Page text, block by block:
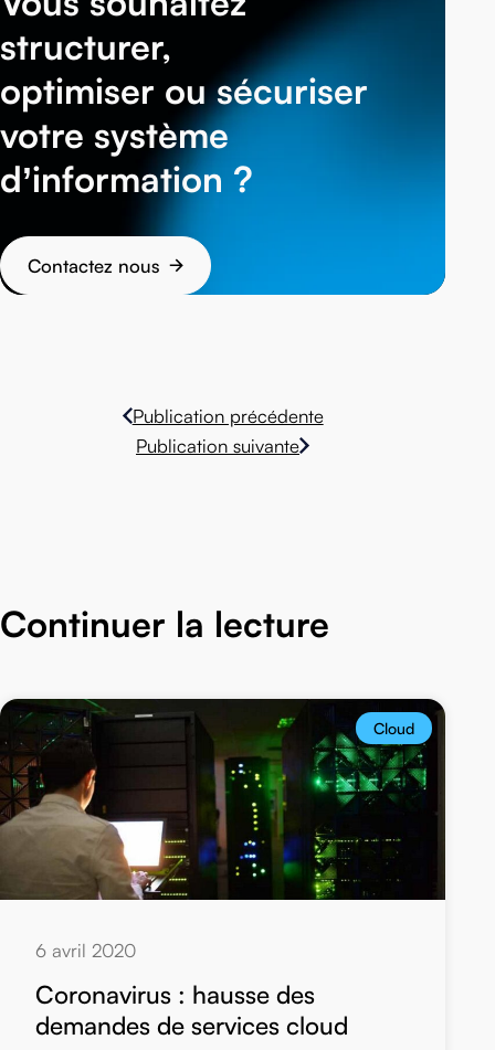
structurer,
optimiser ou sécuriser
votre système
d’information ?
Contactez nous
Publication précédente
Publication suivante
Continuer la lecture
Cloud
6 avril 2020
Coronavirus : hausse des
demandes de services cloud